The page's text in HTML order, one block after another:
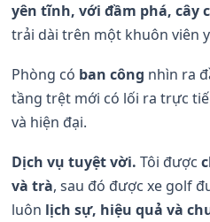
yên tĩnh, với đầm phá, cây
trải dài trên một khuôn viên
Phòng có ban công nhìn ra
tầng trệt mới có lối ra trực
và hiện đại.
Dịch vụ tuyệt vời. Tôi được
và trà, sau đó được xe golf
luôn lịch sự, hiệu quả và